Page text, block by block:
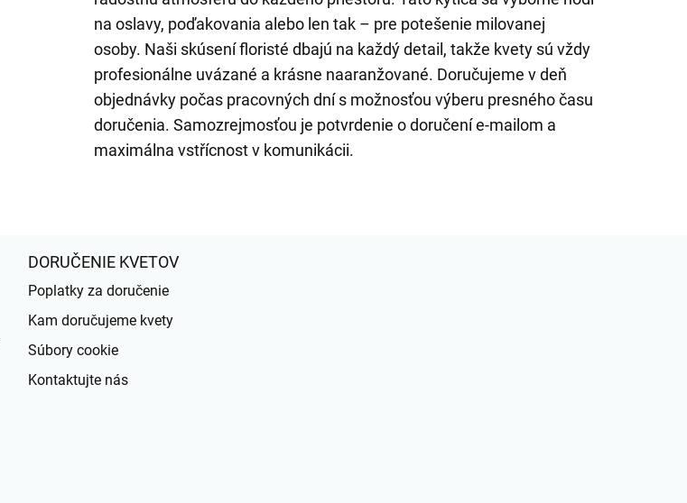
na oslavy, poďakovania alebo len tak – pre potešenie milovanej
osoby. Naši skúsení floristé dbajú na každý detail, takže kvety sú vždy
profesionálne uvázané a krásne naaranžované. Doručujeme v deň
objednávky počas pracovných dní s možnosťou výberu presného času
doručenia. Samozrejmosťou je potvrdenie o doručení e-mailom a
maximálna vstřícnost v komunikácii.
DORUČENIE KVETOV
Poplatky za doručenie
Kam doručujeme kvety
Súbory cookie
Kontaktujte nás